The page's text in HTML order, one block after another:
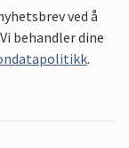
ved å
behandler dine
.